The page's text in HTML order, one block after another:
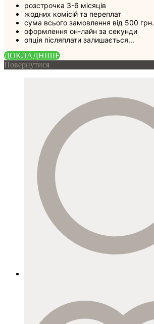
розстрочка 3-6 місяців
жодних комісій та переплат
сума всього замовлення від 500 грн.
оформлення он-лайн за секунди
опція післяплати залишається...
ДОКЛАДНIШЕ
Повернутися